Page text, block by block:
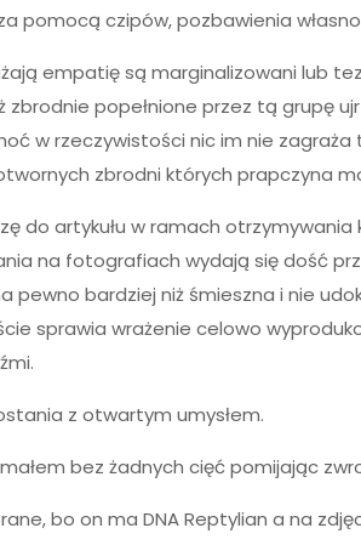
pomocą czipów, pozbawienia
empatię są marginalizowani lub
popełnione przez tą grupę
w rzeczywistości nic im nie
zbrodni których prapczyna
do artykułu w ramach
na fotografiach wydają się dość
pewno bardziej niż śmieszna i nie
sprawia wrażenie celowo
z otwartym umysłem.
bez żadnych cięć pomijając
bo on ma DNA Reptylian a na